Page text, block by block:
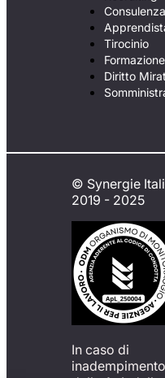
Tirocinio
Formazione
Diritto
© Synergie
2019 - 2025
In caso di